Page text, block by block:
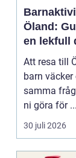
Öland:
en lekfull
hela
Att resa till
barn väcker
samma
ni göra för ...
30 juli 2026